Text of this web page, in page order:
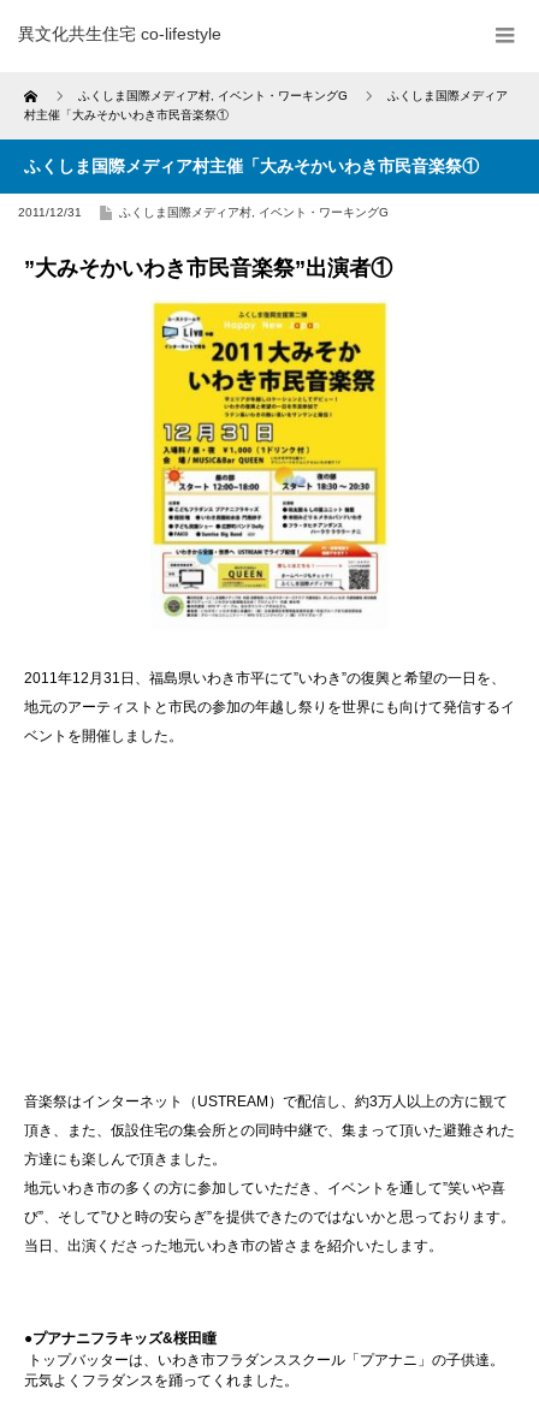
異文化共生住宅 co-lifestyle
Home ふくしま国際メディア村 イベント・ワーキングG
ふくしま国際メディア
村主催「大みそかいわき市民音楽祭①
ふくしま国際メディア村主催「大みそかいわき市民音楽祭①
2011/12/31 ふくしま国際メディア村 イベント・ワーキングG
”大みそかいわき市民音楽祭”出演者①
2011年12月31日、福島県いわき市平にて”いわき”の復興と希望の一日を、
地元のアーティストと市民の参加の年越し祭りを世界にも向けて発信するイ
ベントを開催しました。
音楽祭はインターネット（USTREAM）で配信し、約3万人以上の方に観て
頂き、また、仮設住宅の集会所との同時中継で、集まって頂いた避難された
方達にも楽しんで頂きました。
地元いわき市の多くの方に参加していただき、イベントを通して”笑いや喜
び”、そして”ひと時の安らぎ”を提供できたのではないかと思っております。
当日、出演くださった地元いわき市の皆さまを紹介いたします。
●プアナニフラキッズ&桜田瞳
トップバッターは、いわき市フラダンススクール「プアナニ」の子供達。
元気よくフラダンスを踊ってくれました。